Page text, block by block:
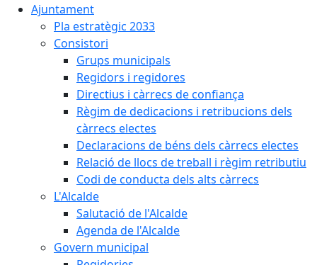
Ajuntament
Pla estratègic 2033
Consistori
Grups municipals
Regidors i regidores
Directius i càrrecs de confiança
Règim de dedicacions i retribucions dels
càrrecs electes
Declaracions de béns dels càrrecs electes
Relació de llocs de treball i règim retributiu
Codi de conducta dels alts càrrecs
L'Alcalde
Salutació de l'Alcalde
Agenda de l'Alcalde
Govern municipal